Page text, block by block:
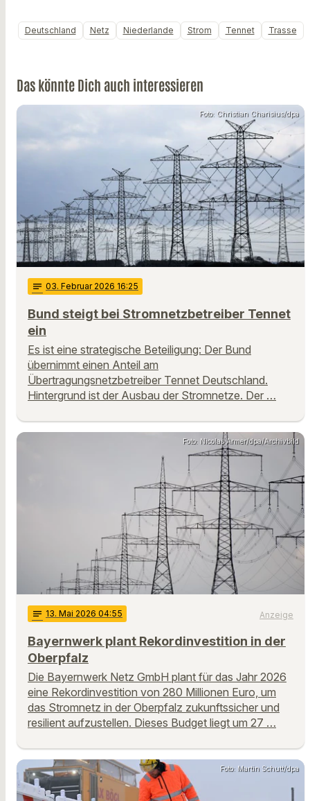
Deutschland Netz Niederlande Strom Tennet Trasse
Das könnte Dich auch interessieren
Foto: Christian Charisius/dpa
notes 03. Februar 2026 16:25
Bund steigt bei Stromnetzbetreiber Tennet
ein
Es ist eine strategische Beteiligung: Der Bund
übernimmt einen Anteil am
Übertragungsnetzbetreiber Tennet Deutschland.
Hintergrund ist der Ausbau der Stromnetze. Der …
Foto: Nicolas Armer/dpa/Archivbild
notes 13. Mai 2026 04:55 Anzeige
Bayernwerk plant Rekordinvestition in der
Oberpfalz
Die Bayernwerk Netz GmbH plant für das Jahr 2026
eine Rekordinvestition von 280 Millionen Euro, um
das Stromnetz in der Oberpfalz zukunftssicher und
resilient aufzustellen. Dieses Budget liegt um 27 …
Foto: Martin Schutt/dpa